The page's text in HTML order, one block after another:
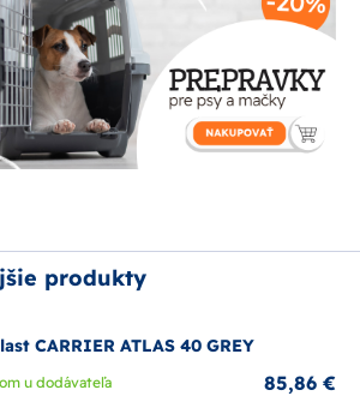
produkty
CARRIER ATLAS 40 GREY
u dodávateľa 85,86 €